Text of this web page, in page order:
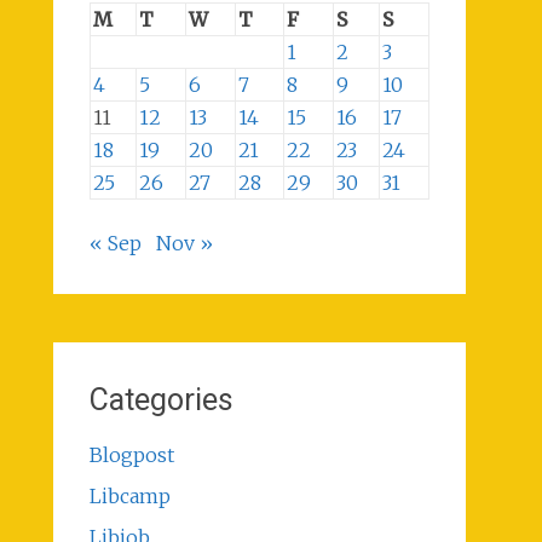
M T W T F S
S
1
2
3
4
5 6 7 8 9
10
11
12 13 14 15 16
17
18
19 20 21 22 23
24
25
26 27 28 29 30 31
« Sep Nov »
Categories
Blogpost
Libcamp
Libjob